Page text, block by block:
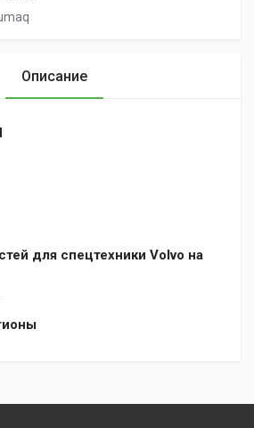
Описание
для спецтехники Volvo на